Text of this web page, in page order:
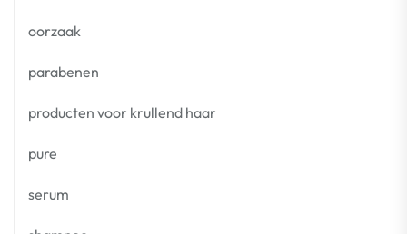
oorzaak
parabenen
producten voor krullend haar
pure
serum